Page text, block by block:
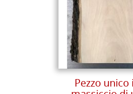
Pezzo